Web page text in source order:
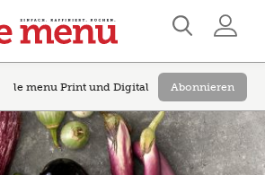
le menu Print und Digital Abonnieren